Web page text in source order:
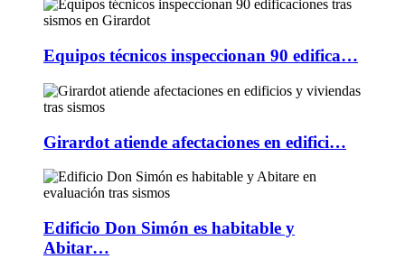
Equipos técnicos inspeccionan 90 edifica…
Girardot atiende afectaciones en edifici…
Edificio Don Simón es habitable y
Abitar…